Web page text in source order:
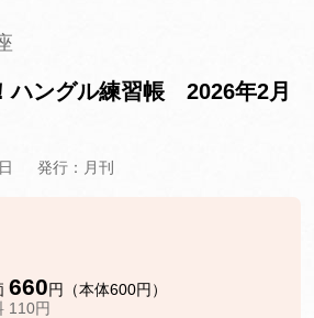
ハングル練習帳 2026年2月
発行：月刊
660円（本体600円）
110円